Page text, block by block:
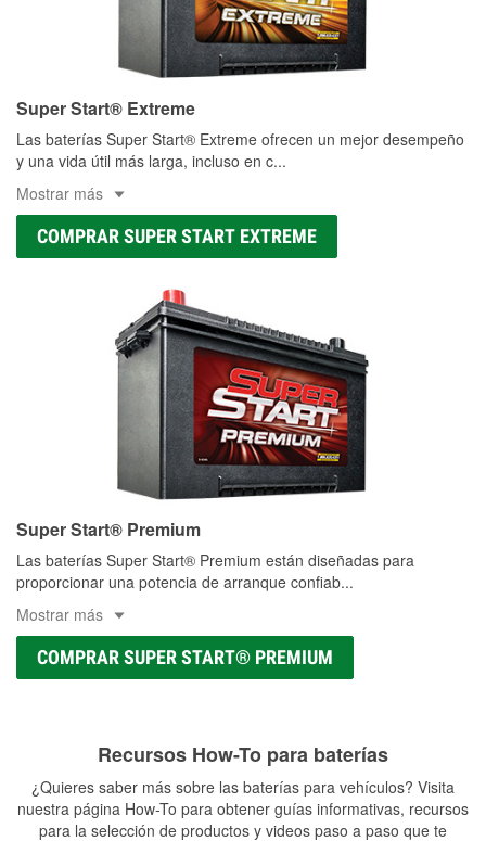
Super Start® Extreme
Las baterías Super Start® Extreme ofrecen un mejor desempeño
y una vida útil más larga, incluso en c...
Mostrar más
COMPRAR SUPER START EXTREME
Super Start® Premium
Las baterías Super Start® Premium están diseñadas para
proporcionar una potencia de arranque confiab...
Mostrar más
COMPRAR SUPER START® PREMIUM
Recursos How-To para baterías
¿Quieres saber más sobre las baterías para vehículos? Visita
nuestra página How-To para obtener guías informativas, recursos
para la selección de productos y videos paso a paso que te